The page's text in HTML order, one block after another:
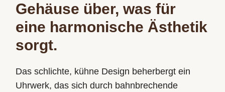
Gehäuse über, was für
eine harmonische Ästhetik
sorgt.
Das schlichte, kühne Design beherbergt ein
Uhrwerk, das sich durch bahnbrechende